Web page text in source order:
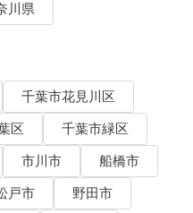
川県
千葉市花見川区
区
千葉市緑区
市川市
船橋市
戸市
野田市